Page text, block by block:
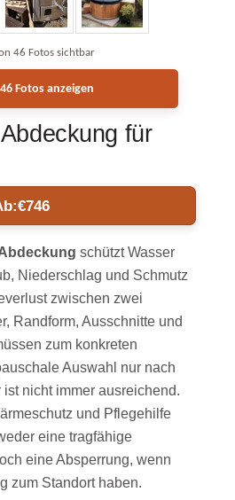
46 Fotos sichtbar
Fotos anzeigen
für
€746
schützt Wasser
Niederschlag und Schmutz
zwischen zwei
Randform, Ausschnitte und
zum konkreten
Auswahl nur nach
nicht immer ausreichend.
und Pflegehilfe
eine tragfähige
eine Absperrung, wenn
zum Standort haben.